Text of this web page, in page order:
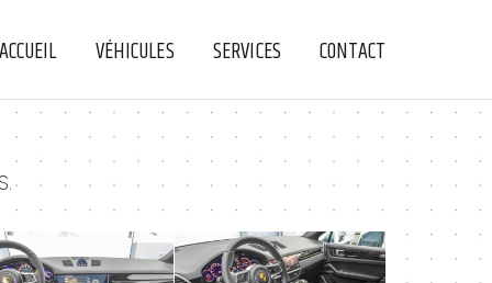
VÉHICULES SERVICES CONTACT
+ +